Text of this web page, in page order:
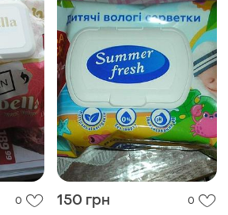
0 150 грн 0